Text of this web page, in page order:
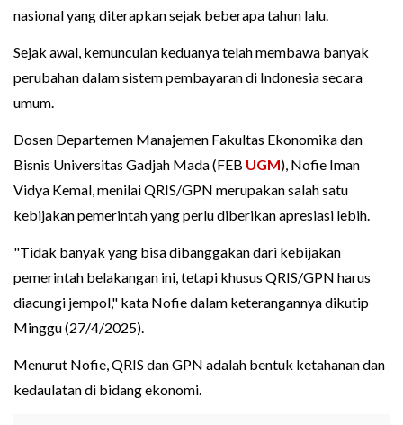
nasional yang diterapkan sejak beberapa tahun lalu.
Sejak awal, kemunculan keduanya telah membawa banyak
perubahan dalam sistem pembayaran di Indonesia secara
umum.
Dosen Departemen Manajemen Fakultas Ekonomika dan
Bisnis Universitas Gadjah Mada (FEB UGM), Nofie Iman
Vidya Kemal, menilai QRIS/GPN merupakan salah satu
kebijakan pemerintah yang perlu diberikan apresiasi lebih.
"Tidak banyak yang bisa dibanggakan dari kebijakan
pemerintah belakangan ini, tetapi khusus QRIS/GPN harus
diacungi jempol," kata Nofie dalam keterangannya dikutip
Minggu (27/4/2025).
Menurut Nofie, QRIS dan GPN adalah bentuk ketahanan dan
kedaulatan di bidang ekonomi.